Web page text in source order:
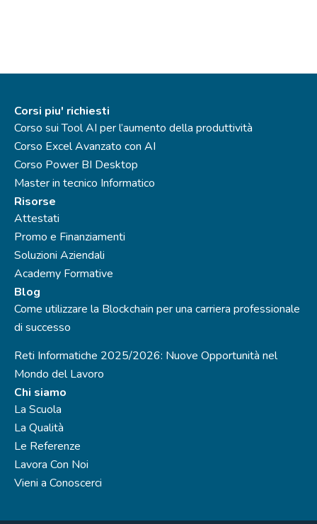
Corsi piu' richiesti
Corso sui Tool AI per l’aumento della produttività
Corso Excel Avanzato con AI
Corso Power BI Desktop
Master in tecnico Informatico
Risorse
Attestati
Promo e Finanziamenti
Soluzioni Aziendali
Academy Formative
Blog
Come utilizzare la Blockchain per una carriera professionale
di successo
Reti Informatiche 2025/2026: Nuove Opportunità nel
Mondo del Lavoro
Chi siamo
La Scuola
La Qualità
Le Referenze
Lavora Con Noi
Vieni a Conoscerci